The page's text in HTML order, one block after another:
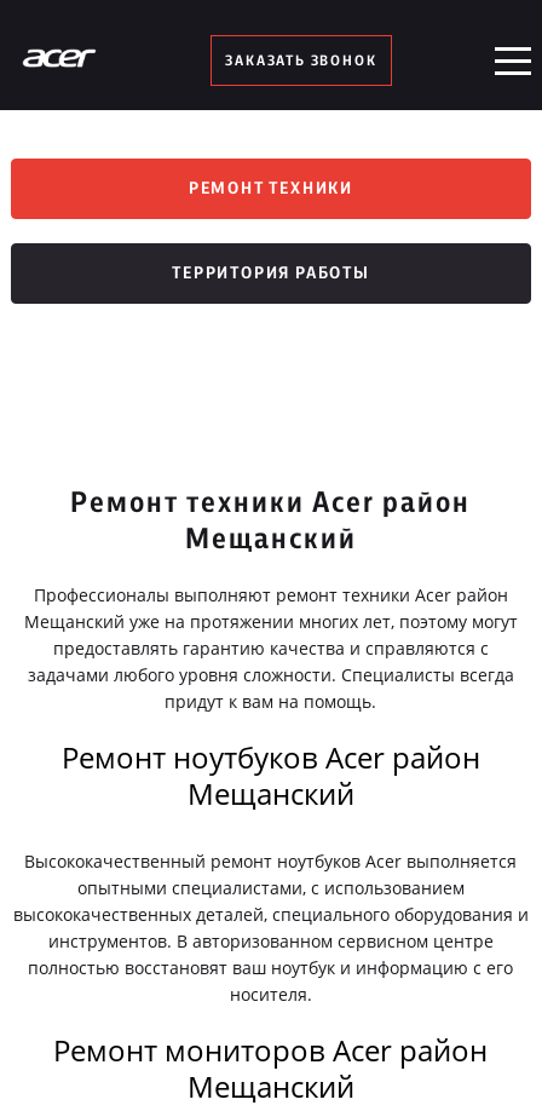
ЗАКАЗАТЬ ЗВОНОК
РЕМОНТ ТЕХНИКИ
ТЕРРИТОРИЯ РАБОТЫ
Ремонт техники Acer район
Мещанский
Профессионалы выполняют ремонт техники Acer район
Мещанский уже на протяжении многих лет, поэтому могут
предоставлять гарантию качества и справляются с
задачами любого уровня сложности. Специалисты всегда
придут к вам на помощь.
Ремонт ноутбуков Acer район
Мещанский
Высококачественный ремонт ноутбуков Acer выполняется
опытными специалистами, с использованием
высококачественных деталей, специального оборудования и
инструментов. В авторизованном сервисном центре
полностью восстановят ваш ноутбук и информацию с его
носителя.
Ремонт мониторов Acer район
Мещанский